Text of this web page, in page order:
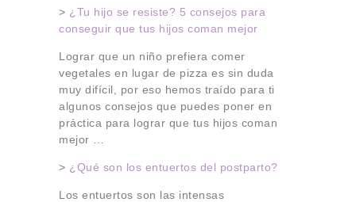
> ¿Tu hijo se resiste? 5 consejos para
conseguir que tus hijos coman mejor
Lograr que un niño prefiera comer
vegetales en lugar de pizza es sin duda
muy difícil, por eso hemos traído para ti
algunos consejos que puedes poner en
práctica para lograr que tus hijos coman
mejor …
> ¿Qué son los entuertos del postparto?
Los entuertos son las intensas